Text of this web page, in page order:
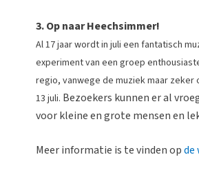
3. Op naar Heechsimmer!
Al 17 jaar wordt in juli een fantatisch
experiment van een groep
regio, vanwege de muziek maar
13 juli. Bezoekers kunnen er al
voor kleine en grote mensen en
Meer informatie is te vinden opde